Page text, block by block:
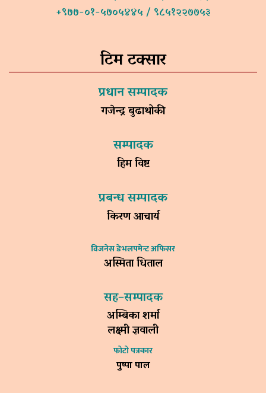
+९७७-०१-५७०५४४५ / ९८५१२२७७५३
टिम टक्सार
प्रधान सम्पादक
गजेन्द्र बुढाथोकी
सम्पादक
हिम विष्ट
प्रबन्ध सम्पादक
किरण आचार्य
विजनेस डेभलपमेन्ट अफिसर
अस्मिता धिताल
सह–सम्पादक
अम्बिका शर्मा
लक्ष्मी ज्ञवाली
फोटो पत्रकार
पुष्पा पाल